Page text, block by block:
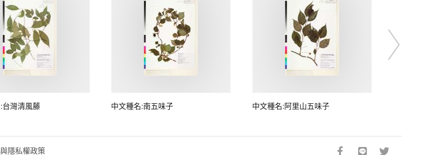
台灣清風藤 中文種名:南五味子 中文種名:阿里山五味子
隱私權政策